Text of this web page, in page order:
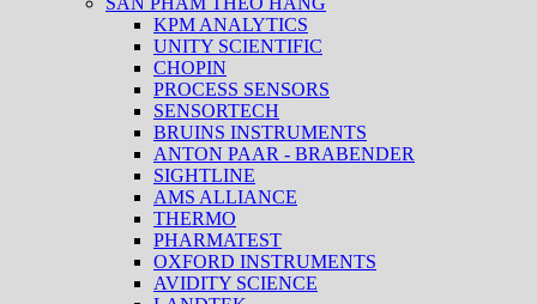
KPM ANALYTICS
UNITY SCIENTIFIC
CHOPIN
PROCESS SENSORS
SENSORTECH
BRUINS INSTRUMENTS
ANTON PAAR - BRABENDER
SIGHTLINE
AMS ALLIANCE
THERMO
PHARMATEST
OXFORD INSTRUMENTS
AVIDITY SCIENCE